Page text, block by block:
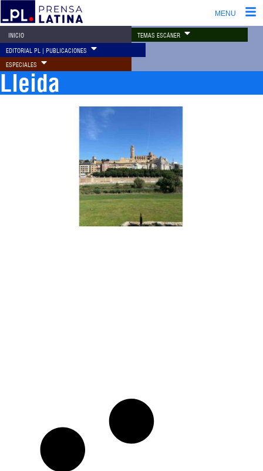
MENU
INICIO TEMAS ESCÁNER
EDITORIAL PL | PUBLICACIONES
ESPECIALES
Lleida